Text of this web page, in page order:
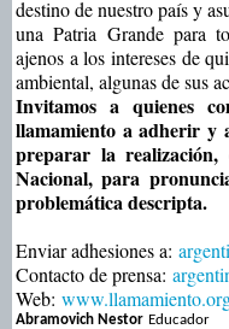
destino de nuestro país y
una Patria Grande para
ajenos a los intereses de
ambiental, algunas de sus
Invitamos a quienes
llamamiento a adherir y
preparar la
Nacional, para
problemática descripta.
Enviar adhesiones a:
Contacto de prensa:
Web:
Abramovich Nestor Educador